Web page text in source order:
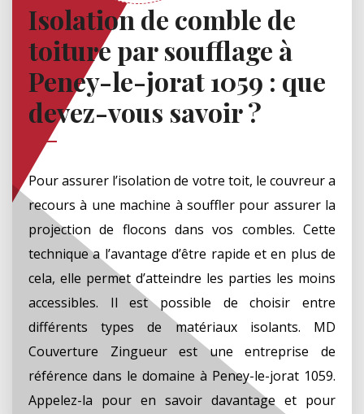
Isolation de comble de
toiture par soufflage à
Peney-le-jorat 1059 : que
devez-vous savoir ?
Pour assurer l’isolation de votre toit, le couvreur a
recours à une machine à souffler pour assurer la
projection de flocons dans vos combles. Cette
technique a l’avantage d’être rapide et en plus de
cela, elle permet d’atteindre les parties les moins
accessibles. Il est possible de choisir entre
différents types de matériaux isolants. MD
Couverture Zingueur est une entreprise de
référence dans le domaine à Peney-le-jorat 1059.
Appelez-la pour en savoir davantage et pour